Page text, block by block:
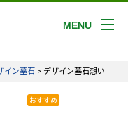
MENU
イン墓石 > デザイン墓石想い
おすすめ